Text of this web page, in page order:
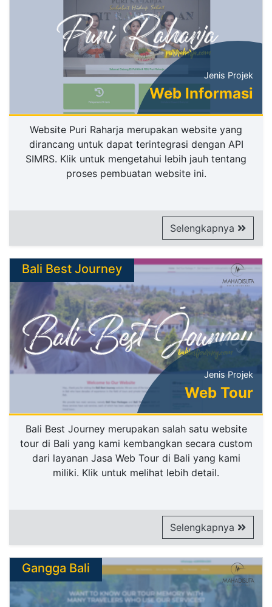
Jenis Projek
Web Informasi
Website Puri Raharja merupakan website yang
dirancang untuk dapat terintegrasi dengan API
SIMRS. Klik untuk mengetahui lebih jauh tentang
proses pembuatan website ini.
Selengkapnya
Jenis Projek
Web Tour
Bali Best Journey
Bali Best Journey merupakan salah satu website
tour di Bali yang kami kembangkan secara custom
dari layanan Jasa Web Tour di Bali yang kami
miliki. Klik untuk melihat lebih detail.
Selengkapnya
Gangga Bali